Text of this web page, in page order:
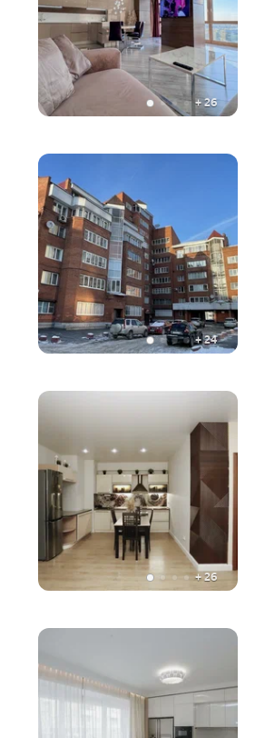
+ 26
+24
+ 26